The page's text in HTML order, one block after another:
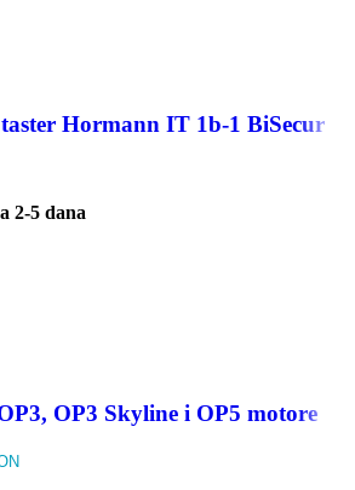
Hormann IT 1b-1 BiSecur
2-5 dana
OP3 Skyline i OP5 motore